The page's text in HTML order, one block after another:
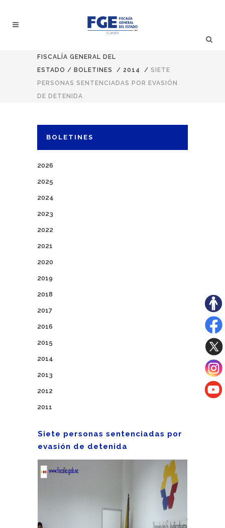
FISCALÍA GENERAL DEL
ESTADO / BOLETINES / 2014 / SIETE
PERSONAS SENTENCIADAS POR EVASIÓN
DE DETENIDA
BOLETINES
2026
2025
2024
2023
2022
2021
2020
2019
2018
2017
2016
2015
2014
2013
2012
2011
Siete personas sentenciadas por
evasión de detenida